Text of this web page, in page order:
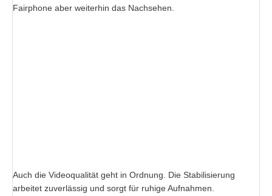
Fairphone aber weiterhin das Nachsehen.
Auch die Videoqualität geht in Ordnung. Die Stabilisierung
arbeitet zuverlässig und sorgt für ruhige Aufnahmen.